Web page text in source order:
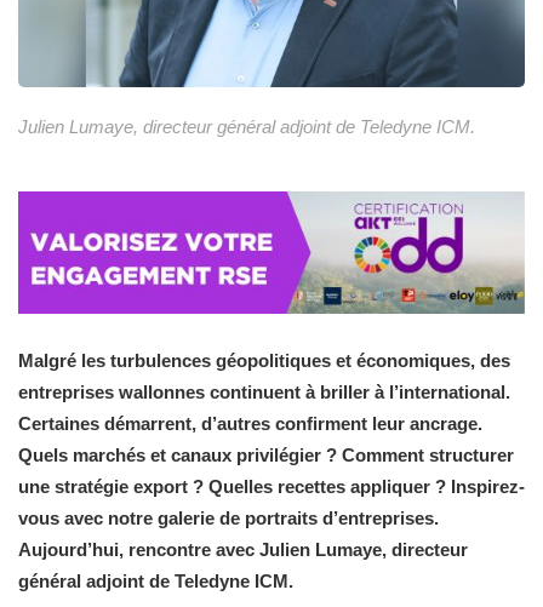
Julien Lumaye, directeur général adjoint de Teledyne ICM.
Malgré les turbulences géopolitiques et économiques, des
entreprises wallonnes continuent à briller à l’international.
Certaines démarrent, d’autres confirment leur ancrage.
Quels marchés et canaux privilégier ? Comment structurer
une stratégie export ? Quelles recettes appliquer ? Inspirez-
vous avec notre galerie de portraits d’entreprises.
Aujourd’hui, rencontre avec Julien Lumaye, directeur
général adjoint de Teledyne ICM.